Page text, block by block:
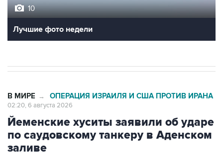
10
Лучшие фото недели
В МИРЕ → ОПЕРАЦИЯ ИЗРАИЛЯ И США ПРОТИВ ИРАНА
02:20, 6 августа 2026
Йеменские хуситы заявили об ударе
по саудовскому танкеру в Аденском
заливе